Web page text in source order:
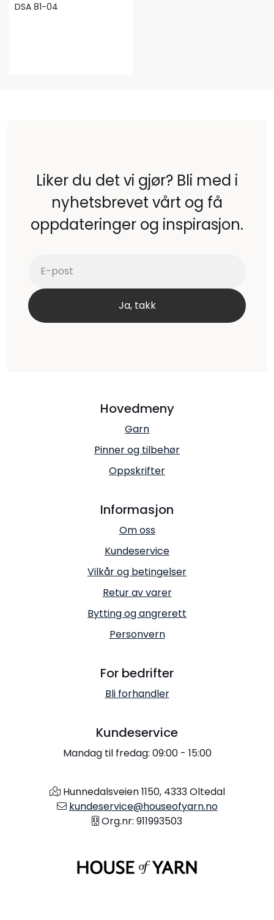
DSA 81-04
Liker du det vi gjør? Bli med i
nyhetsbrevet vårt og få
oppdateringer og inspirasjon.
Hovedmeny
Garn
Pinner og tilbehør
Oppskrifter
Informasjon
Om oss
Kundeservice
Vilkår og betingelser
Retur av varer
Bytting og angrerett
Personvern
For bedrifter
Bli forhandler
Kundeservice
Mandag til fredag: 09:00 - 15:00
Hunnedalsveien 1150, 4333 Oltedal
kundeservice@houseofyarn.no
Org.nr: 911993503